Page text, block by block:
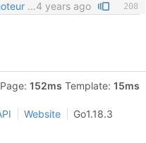
Modification ordre montage moteur Ajout détail montage moteur Velcro sur tendeur de chaine en important4 years ago
152ms Template: 15ms
Website Go1.18.3